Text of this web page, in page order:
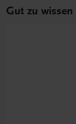
Gut zu wissen